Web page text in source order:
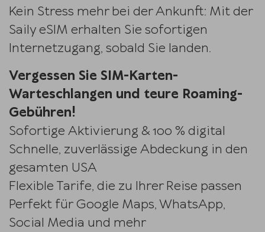
Kein Stress mehr bei der Ankunft: Mit der
Saily eSIM erhalten Sie sofortigen
Internetzugang, sobald Sie landen.
Vergessen Sie SIM-Karten-
Warteschlangen und teure Roaming-
Gebühren!
Sofortige Aktivierung & 100 % digital
Schnelle, zuverlässige Abdeckung in den
gesamten USA
Flexible Tarife, die zu Ihrer Reise passen
Perfekt für Google Maps, WhatsApp,
Social Media und mehr